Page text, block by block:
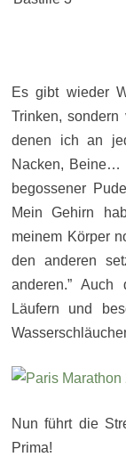
Es gibt wieder
Trinken,
denen ich an
Nacken, Beine…
begossener
Mein Gehirn
meinem Körper
den anderen
anderen.”
Läufern und
Nun führt die
Prima!